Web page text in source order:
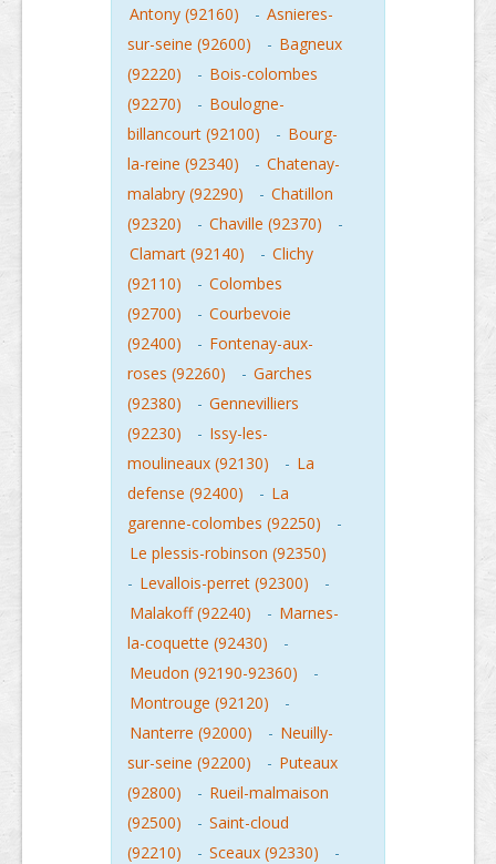
Antony (92160)
- Asnieres-
sur-seine (92600)
- Bagneux
(92220)
- Bois-colombes
(92270)
- Boulogne-
billancourt (92100)
- Bourg-
la-reine (92340)
- Chatenay-
malabry (92290)
- Chatillon
(92320)
- Chaville (92370)
-
Clamart (92140)
- Clichy
(92110)
- Colombes
(92700)
- Courbevoie
(92400)
- Fontenay-aux-
roses (92260)
- Garches
(92380)
- Gennevilliers
(92230)
- Issy-les-
moulineaux (92130)
- La
defense (92400)
- La
garenne-colombes (92250)
-
Le plessis-robinson (92350)
- Levallois-perret (92300)
-
Malakoff (92240)
- Marnes-
la-coquette (92430)
-
Meudon (92190-92360)
-
Montrouge (92120)
-
Nanterre (92000)
- Neuilly-
sur-seine (92200)
- Puteaux
(92800)
- Rueil-malmaison
(92500)
- Saint-cloud
(92210)
- Sceaux (92330)
-